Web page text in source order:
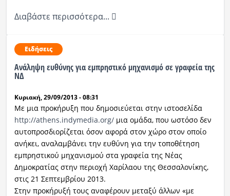
Διαβάστε περισσότερα...
Ειδήσεις
Ανάληψη ευθύνης για εμπρηστικό μηχανισμό σε γραφεία της
ΝΔ
Κυριακή, 29/09/2013 - 08:31
Με μια προκήρυξη που δημοσιεύεται στην ιστοσελίδα
http://athens.indymedia.org/μια ομάδα, που ωστόσο δεν
αυτοπροσδιορίζεται όσον αφορά στον χώρο στον οποίο
ανήκει, αναλαμβάνει την ευθύνη για την τοποθέτηση
εμπρηστικού μηχανισμού στα γραφεία της Νέας
Δημοκρατίας στην περιοχή Χαρίλαου της Θεσσαλονίκης,
στις 21 Σεπτεμβρίου 2013.
Στην προκήρυξή τους αναφέρουν μεταξύ άλλων «με